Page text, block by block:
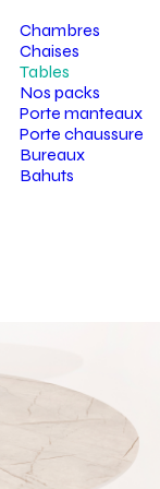
Chambres
Chaises
Tables
Nos packs
Porte manteaux
Porte chaussure
Bureaux
Bahuts